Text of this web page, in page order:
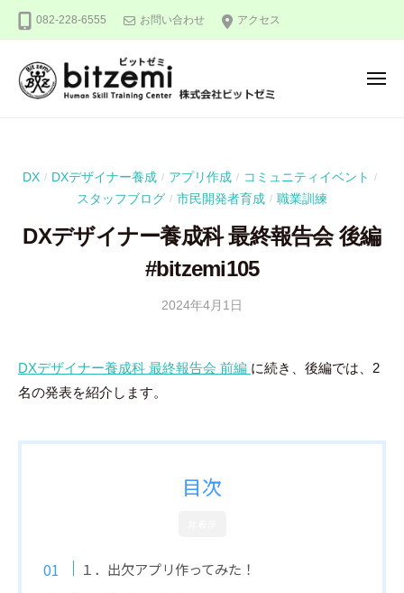
082-228-6555 お問い合わせ アクセス
ッ
を
め
メ
DX / DXデザイナー養成 / アプリ作成 / コミュニティイベント /
スタッフブログ / 市民開発者育成 / 職業訓練
DXデザイナー養成科 最終報告会 後編
#bitzemi105
2024年4月1日
田
DXデザイナー養成科 最終報告会 前編 に続き、後編では、2
名の発表を紹介します。
目次
１．出欠アプリ作ってみた！
会
社
ビ
ミ